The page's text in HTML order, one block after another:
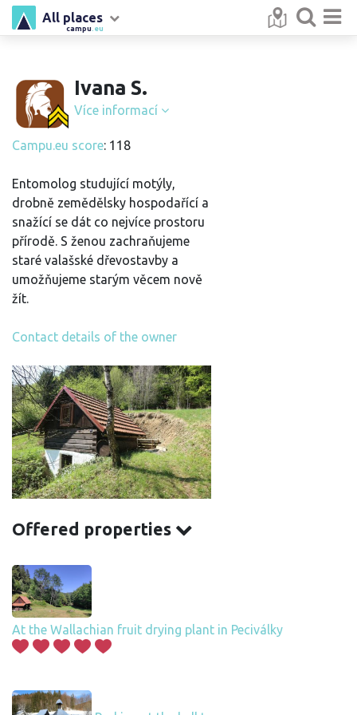
campu .eu
All places
Ivana S.
Více informací
Campu.eu score: 118
Entomolog studující motýly,
drobně zemědělsky hospodařící a
snažící se dát co nejvíce prostoru
přírodě. S ženou zachraňujeme
staré valašské dřevostavby a
umožňujeme starým věcem nově
žít.
Contact details of the owner
Offered properties
At the Wallachian fruit drying plant in Peciválky